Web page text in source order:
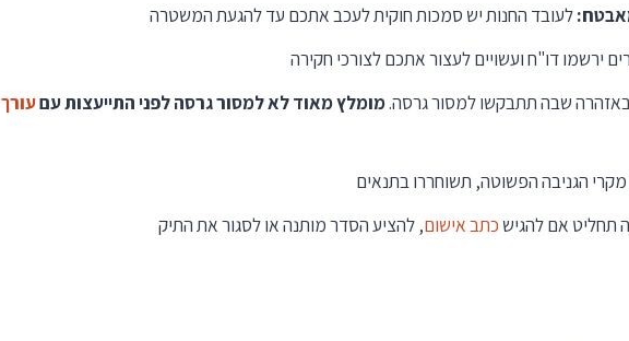
לעובד החנות יש סמכות חוקית לעכב אתכם עד להגעת המשטרה
ירשמו דו"ח ועשויים לעצור אתכם לצורכי חקירה
שבה תתבקשו למסור גרסה.מומלץ מאוד לא למסור גרסה לפני התייעצות עםעורך
מקרי הגניבה הפשוטה, תשוחררו בתנאים
תחליט אם להגישכתב אישום, להציע הסדר מותנה או לסגור את התיק